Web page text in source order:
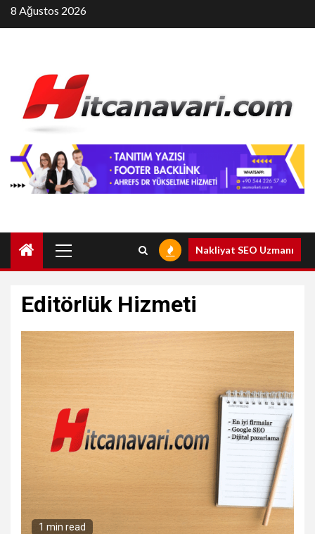
Skip
to
8 Ağustos 2026
Menu
Nakliyat SEO Uzmanı
Editörlük Hizmeti
1 min read